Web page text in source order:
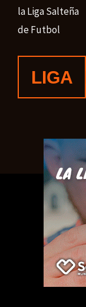
la Liga Salteña
de Futbol
LIGA